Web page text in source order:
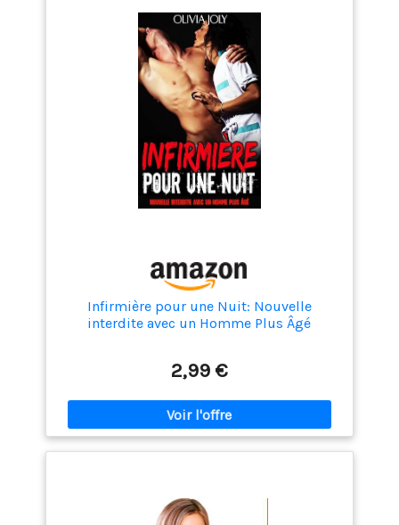
Infirmière pour une Nuit: Nouvelle
interdite avec un Homme Plus Âgé
2,99 €